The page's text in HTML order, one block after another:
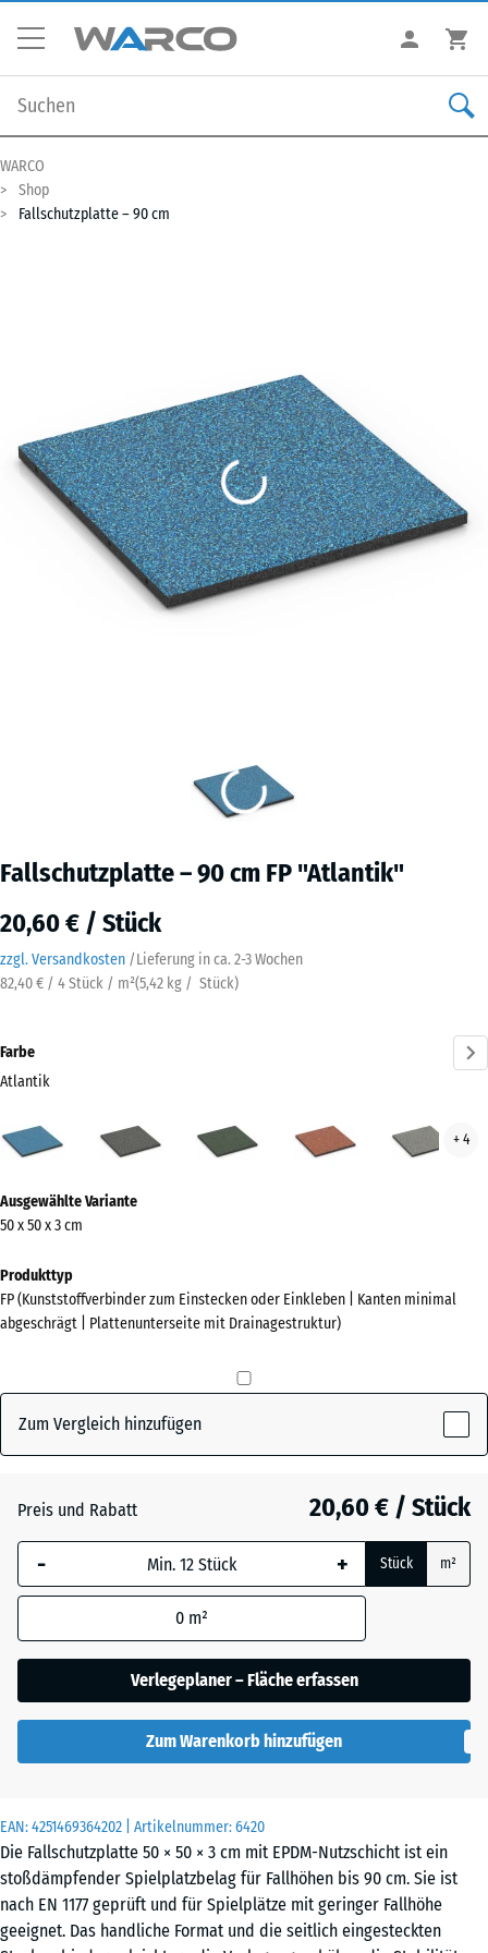
WARCO
Shop
Fallschutzplatte – 90 cm
Fallschutzplatte – 90 cm FP "Atlantik"
20,60 € / Stück
zzgl. Versandkosten /Lieferung in ca. 2-3 Wochen
82,40 € / 4 Stück / m²(5,42 kg / Stück)
EAN:4251469364202 | Artikelnummer:6420
Die Fallschutzplatte 50 × 50 × 3 cm mit EPDM-Nutzschicht ist ein
stoßdämpfender Spielplatzbelag für Fallhöhen bis 90 cm. Sie ist
nach EN 1177 geprüft und für Spielplätze mit geringer Fallhöhe
geeignet. Das handliche Format und die seitlich eingesteckten
Farbe
Atlantik
(active)
Granit
Rasen
+ 4
Informationen
zu
Farben?
Farbpalette
(active)
Granit
Englischer
Lavendel
Ausgewählte Variante
50 x 50 x 3 cm
Produkttyp
FP (Kunststoffverbinder zum Einstecken oder Einkleben | Kanten minimal
abgeschrägt | Plattenunterseite mit Drainagestruktur)
Zum Vergleich hinzufügen
Preis und Rabatt 20,60 € / Stück
- + Stück m²
0 m²
Verlegeplaner – Fläche erfassen
Zum Warenkorb hinzufügen